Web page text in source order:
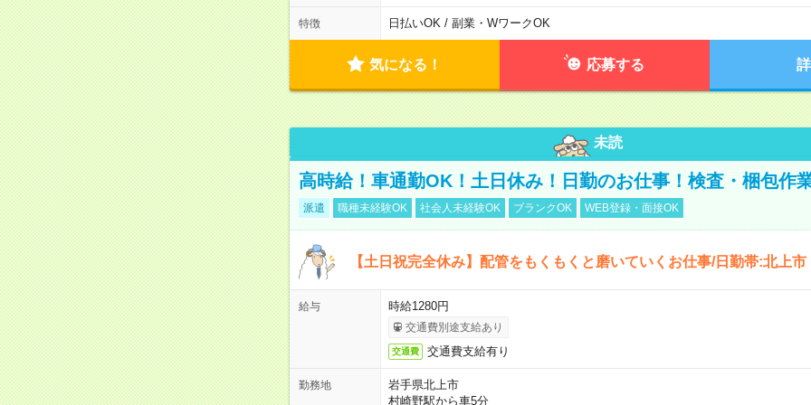
特徴 日払いOK / 副業・WワークOK
気になる！ 応募する
未読
高時給！車通勤OK！土日休み！日勤のお仕事！検査・梱包作
派遣 職種未経験OK 社会人未経験OK ブランクOK WEB登録・面接OK
【土日祝完全休み】配管をもくもくと磨いていくお仕事/日勤帯:北上市
給与 時給1280円
交通費別途支給あり
交通費 交通費支給有り
勤務地
岩手県北上市
村崎野駅から車5分